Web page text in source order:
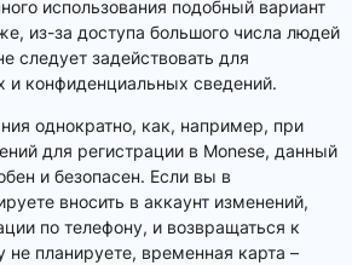
использования подобный вариант
из-за доступа большого числа людей
следует задействовать для
и конфиденциальных сведений.
однократно, как, например, при
для регистрации в Monese, данный
и безопасен. Если вы в
вносить в аккаунт изменений,
по телефону, и возвращаться к
не планируете, временная карта –